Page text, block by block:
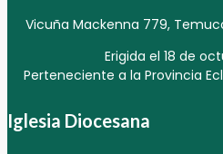
Vicuña Mackenna 779,
Erigida el 18 de
Perteneciente a la Provincia
Iglesia Diocesana